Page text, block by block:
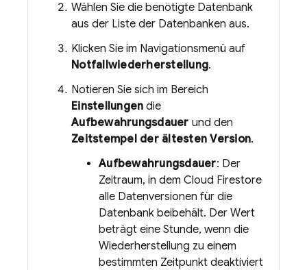
Wählen Sie die benötigte Datenbank
aus der Liste der Datenbanken aus.
Klicken Sie im Navigationsmenü auf
Notfallwiederherstellung.
Notieren Sie sich im Bereich
Einstellungen die
Aufbewahrungsdauer und den
Zeitstempel der ältesten Version.
Aufbewahrungsdauer: Der
Zeitraum, in dem Cloud Firestore
alle Datenversionen für die
Datenbank beibehält. Der Wert
beträgt eine Stunde, wenn die
Wiederherstellung zu einem
bestimmten Zeitpunkt deaktiviert